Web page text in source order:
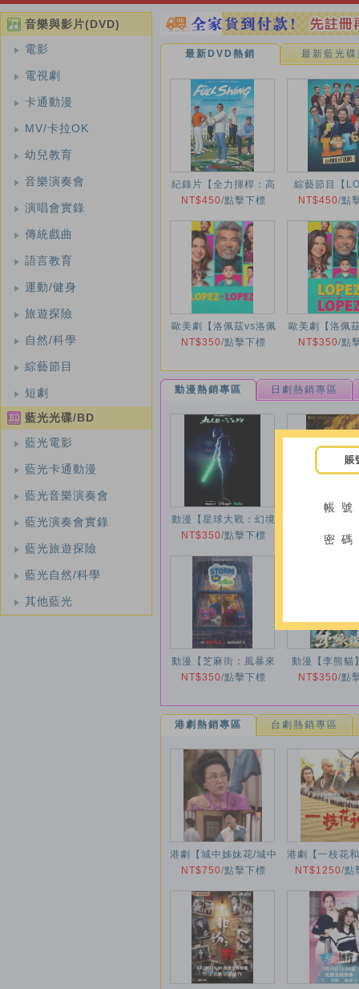
賬
帳 號
密 碼
音樂與影片(DVD)
電影
電視劇
卡通動漫
MV/卡拉OK
幼兒教育
音樂演奏會
演唱會實錄
傳統戲曲
語言教育
運動/健身
旅遊探險
自然/科學
綜藝節目
短劇
藍光光碟/BD
藍光電影
藍光卡通動漫
藍光音樂演奏會
藍光演奏會實錄
藍光旅遊探險
藍光自然/科學
其他藍光
最新DVD熱銷 最新藍光
紀錄片【全力揮桿：高
爾夫大滿貫之路第四
年
NT$450/點擊下標
綜藝節目【
ride è fuori
NT$450/點
歐美劇【洛佩茲vs洛佩
茲第三季/Lopez vs
NT$350/點擊下標
歐美劇【洛佩
六季/
NT$350/點
動漫熱銷專區 日劇熱銷專區
動漫【星球大戰：幻境
第九位絕地武士/星球大
士】2026年
NT$350/點擊下標
年
NT$350 /點
動漫【芝麻街：風暴來
襲】2024年
NT$350/點擊下標
動漫【李熊貓
年
NT$350/點
港劇熱銷專區 台劇熱銷專區
港劇【城中姊妹花/城中
姐妹花】1993年
NT$750/點擊下標
港劇【一枝花
外傳/花和尚
NT$1250/點